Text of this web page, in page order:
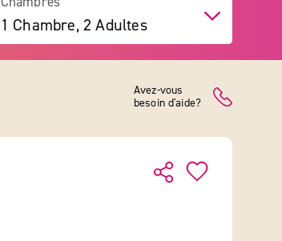
1 Chambre, 2 Adultes
Avez-vous
besoin d'aide?